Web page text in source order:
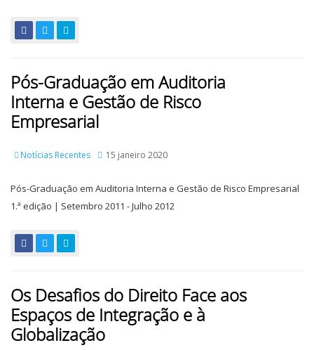
Pós-Graduação em Auditoria
Interna e Gestão de Risco
Empresarial
Notícias Recentes 15 janeiro 2020
Pós-Graduação em Auditoria Interna e Gestão de Risco Empresarial
1.ª edição | Setembro 2011 - Julho 2012
Os Desafios do Direito Face aos
Espaços de Integração e à
Globalização